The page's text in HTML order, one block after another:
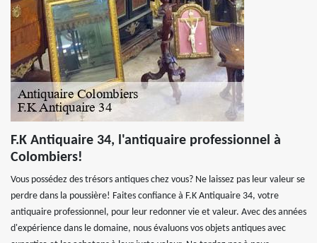
F.K Antiquaire 34, l'antiquaire professionnel à
Colombiers!
Vous possédez des trésors antiques chez vous? Ne laissez pas leur valeur se
perdre dans la poussière! Faites confiance à F.K Antiquaire 34, votre
antiquaire professionnel, pour leur redonner vie et valeur. Avec des années
d'expérience dans le domaine, nous évaluons vos objets antiques avec